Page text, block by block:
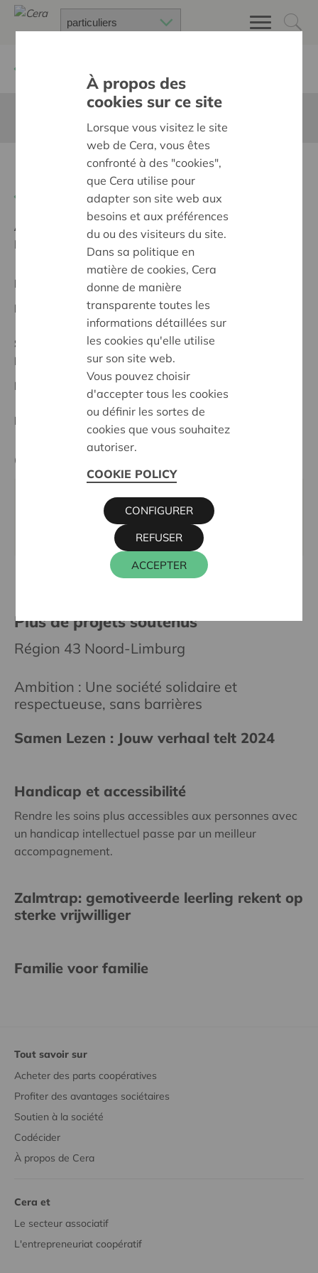
Leren zonder drempels
Ambition:
Une société solidaire et respectueuse, sans
barrières
Projet régional
Date de début:12/05/2026
Statut:
Noord-Limburg
Date de décision:
12/05/2026
Décision:
Cera contact
KRIS DEBRUYNE
016 27 96 74
kris.debruyne@cera.coop
Plus de projets soutenus
Région 43 Noord-Limburg
Ambition : Une société solidaire et
respectueuse, sans barrières
Samen Lezen : Jouw verhaal telt 2024
Handicap et accessibilité
Rendre les soins plus accessibles aux personnes avec
un handicap intellectuel passe par un meilleur
accompagnement.
Zalmtrap: gemotiveerde leerling rekent op
sterke vrijwilliger
Familie voor familie
Tout savoir sur
Acheter des parts coopératives
Profiter des avantages sociétaires
Soutien à la société
Codécider
À propos de Cera
Cera et
Le secteur associatif
L'entrepreneuriat coopératif
À propos des
cookies sur ce site
Lorsque vous visitez le site
web de Cera, vous êtes
confronté à des "cookies",
que Cera utilise pour
adapter son site web aux
besoins et aux préférences
du ou des visiteurs du site.
Dans sa politique en
matière de cookies, Cera
donne de manière
transparente toutes les
informations détaillées sur
les cookies qu'elle utilise
sur son site web.
Vous pouvez choisir
d'accepter tous les cookies
ou définir les sortes de
cookies que vous souhaitez
autoriser.
COOKIE POLICY
ACCEPTER
REFUSER
CONFIGURER